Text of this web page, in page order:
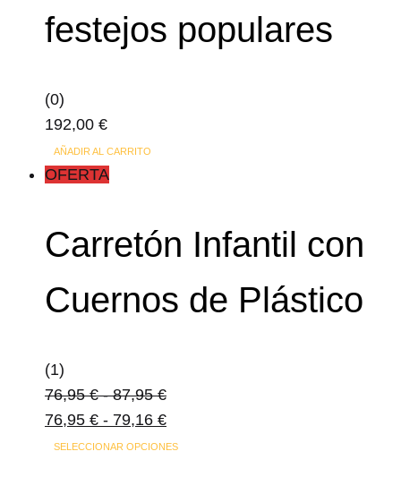
festejos populares
(0)
192,00 €
AÑADIR AL CARRITO
OFERTA
Carretón Infantil con
Cuernos de Plástico
(1)
76,95€ - 87,95€Rango
de
precios:
76,95 € - 79,16 €Rango
de
SELECCIONAR OPCIONESEste